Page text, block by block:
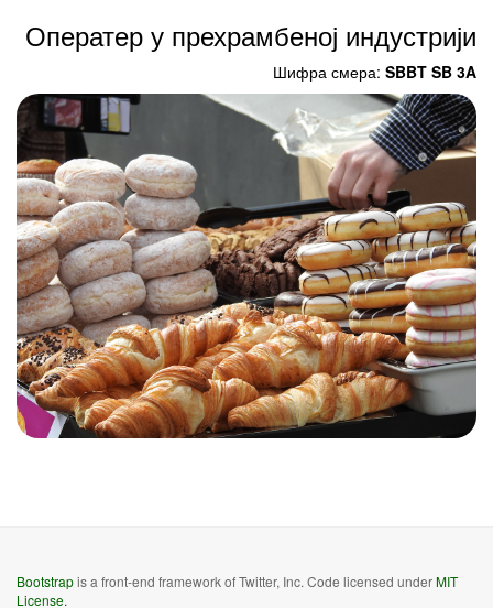
Оператер у прехрамбеној индустрији
Шифра смера: SBBT SB 3A
Bootstrapis a front-end framework of Twitter, Inc. Code licensed underMIT
License.